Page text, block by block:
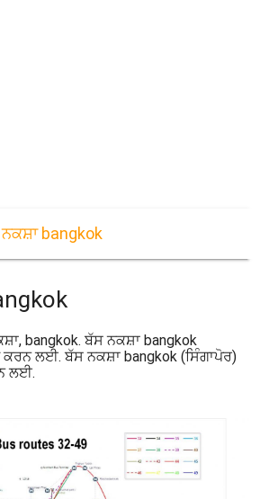
bangkok
bangkok. ਬੱਸ ਨਕਸ਼ਾ bangkok
ਕਰਨ ਲਈ. ਬੱਸ ਨਕਸ਼ਾ bangkok (ਸਿੰਗਾਪੋਰ)
ਲਈ.